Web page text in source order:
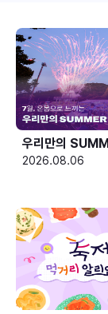
우리만의
2026.08.06